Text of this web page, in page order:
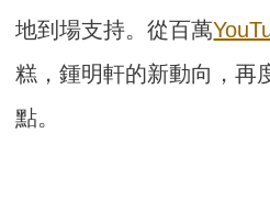
地到場支持。從百萬
糕，鍾明軒的新動向，再
點。